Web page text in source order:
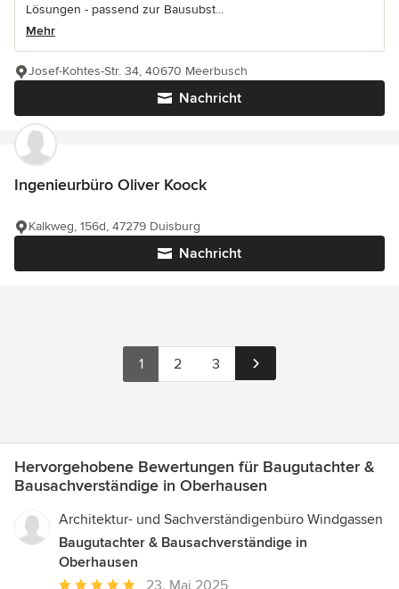
Lösungen - passend zur Bausubst...
Mehr
Nachricht
Josef-Kohtes-Str. 34, 40670 Meerbusch
Ingenieurbüro Oliver Koock
Nachricht
Kalkweg, 156d, 47279 Duisburg
1 2 3
Hervorgehobene Bewertungen für Baugutachter &
Bausachverständige in Oberhausen
Architektur- und Sachverständigenbüro Windgassen
Baugutachter & Bausachverständige in
Oberhausen
Durchschnittliche23. Mai 2025